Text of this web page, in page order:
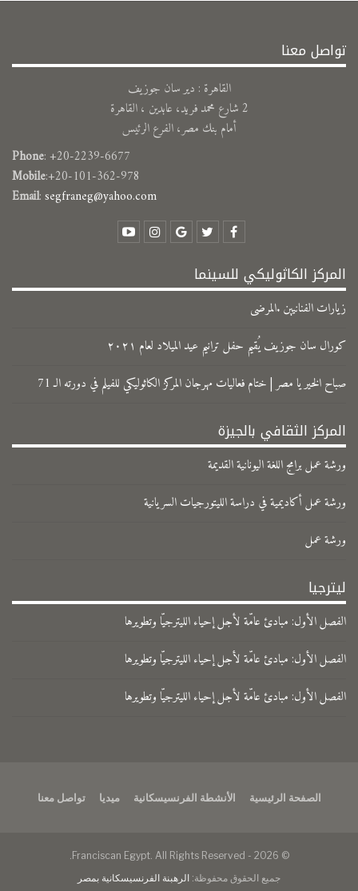
تواصل معنا
القاهرة : دير سان جوزيف
2 شارع محمد فريد، عابدين ، القاهرة
أمام بنك مصر، الفرع الرئيس
Phone: +20-2239-6677
Mobile:+20-101-362-978
Email:segfraneg@yahoo.com
المركز الكاثوليكي للسينما
زيارات الفنانيين .المرضى
كورال سان جوزيف يُقيم حفل ترانيم عيد الميلاد لعام ٢٠٢١
صباح الخير يا مصر | ختام فعاليات مهرجان المركز الكاثوليكي للفيلم في دورته الـ 71
المركز الثقافي بالجيزة
ورشة عمل برامج اللغة اليونانية القديمة
ورشة عمل أكاديمية في دراسة الليتورجيات السريانية
ورشة عمل
ليترجيا
الفصل الأول: مبادئ عامّة لأجل إحياء الليترجيّا وتطويرها
الفصل الأول: مبادئ عامّة لأجل إحياء الليترجيّا وتطويرها
الفصل الأول: مبادئ عامّة لأجل إحياء الليترجيّا وتطويرها
الصفحة الرئيسية الأنشطة الفرنسيسكانية ميديا تواصل معنا
© 2026 - Franciscan Egypt. All Rights Reserved.
جميع الحقوق محفوظة: الرهبنة الفرنسيسكانية بمصر